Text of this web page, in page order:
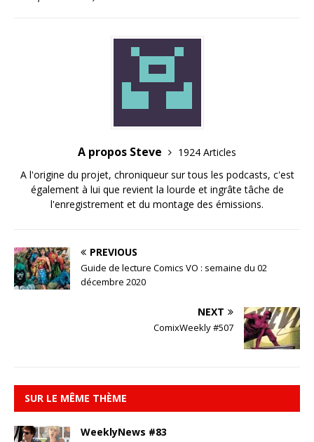
A propos Steve
1924 Articles
A l'origine du projet, chroniqueur sur tous les podcasts, c'est
également à lui que revient la lourde et ingrâte tâche de
l'enregistrement et du montage des émissions.
PREVIOUS
Guide de lecture Comics VO : semaine du 02
décembre 2020
NEXT
ComixWeekly #507
SUR LE MÊME THÈME
WeeklyNews #83